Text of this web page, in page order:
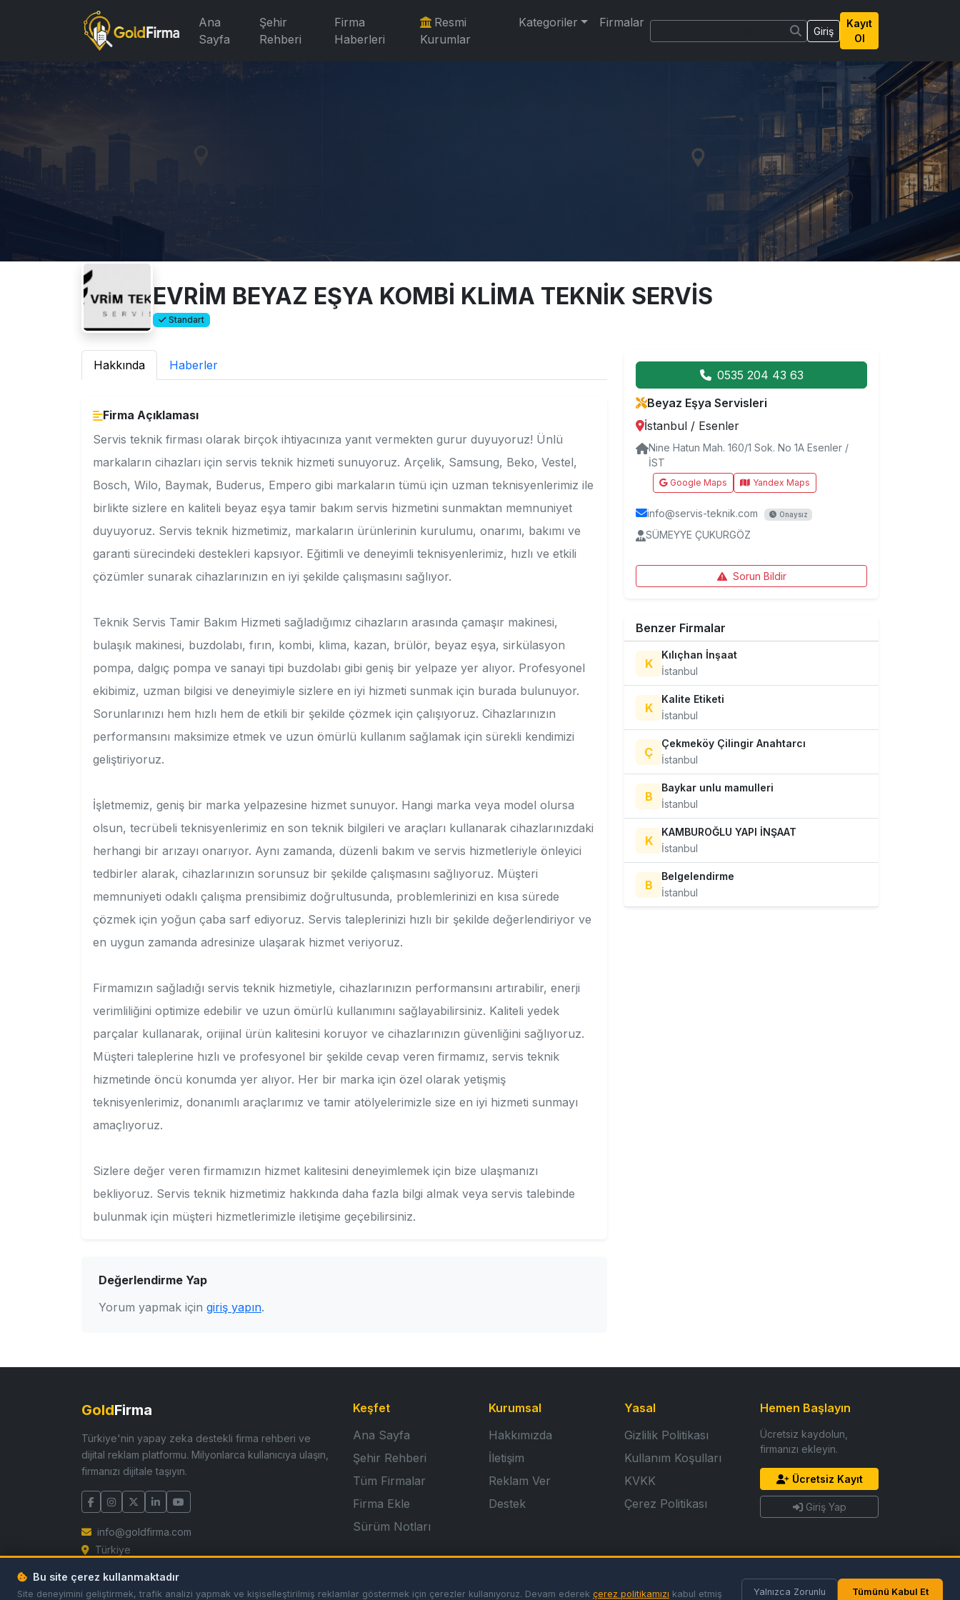
Ana
Sayfa
Şehir
Rehberi
Firma
Haberleri
Resmi
Kurumlar
Kategoriler Firmalar
Giriş
Kayıt
Ol
EVRİM BEYAZ EŞYA KOMBİ KLİMA TEKNİK SERVİS
Standart
Hakkında Haberler
Firma Açıklaması
Servis teknik firması olarak birçok ihtiyacınıza yanıt vermekten gurur duyuyoruz! Ünlü
markaların cihazları için servis teknik hizmeti sunuyoruz. Arçelik, Samsung, Beko, Vestel,
Bosch, Wilo, Baymak, Buderus, Empero gibi markaların tümü için uzman teknisyenlerimiz ile
birlikte sizlere en kaliteli beyaz eşya tamir bakım servis hizmetini sunmaktan memnuniyet
duyuyoruz. Servis teknik hizmetimiz, markaların ürünlerinin kurulumu, onarımı, bakımı ve
garanti sürecindeki destekleri kapsıyor. Eğitimli ve deneyimli teknisyenlerimiz, hızlı ve etkili
çözümler sunarak cihazlarınızın en iyi şekilde çalışmasını sağlıyor.
Teknik Servis Tamir Bakım Hizmeti sağladığımız cihazların arasında çamaşır makinesi,
bulaşık makinesi, buzdolabı, fırın, kombi, klima, kazan, brülör, beyaz eşya, sirkülasyon
pompa, dalgıç pompa ve sanayi tipi buzdolabı gibi geniş bir yelpaze yer alıyor. Profesyonel
ekibimiz, uzman bilgisi ve deneyimiyle sizlere en iyi hizmeti sunmak için burada bulunuyor.
Sorunlarınızı hem hızlı hem de etkili bir şekilde çözmek için çalışıyoruz. Cihazlarınızın
performansını maksimize etmek ve uzun ömürlü kullanım sağlamak için sürekli kendimizi
geliştiriyoruz.
İşletmemiz, geniş bir marka yelpazesine hizmet sunuyor. Hangi marka veya model olursa
olsun, tecrübeli teknisyenlerimiz en son teknik bilgileri ve araçları kullanarak cihazlarınızdaki
herhangi bir arızayı onarıyor. Aynı zamanda, düzenli bakım ve servis hizmetleriyle önleyici
tedbirler alarak, cihazlarınızın sorunsuz bir şekilde çalışmasını sağlıyoruz. Müşteri
memnuniyeti odaklı çalışma prensibimiz doğrultusunda, problemlerinizi en kısa sürede
çözmek için yoğun çaba sarf ediyoruz. Servis taleplerinizi hızlı bir şekilde değerlendiriyor ve
en uygun zamanda adresinize ulaşarak hizmet veriyoruz.
Firmamızın sağladığı servis teknik hizmetiyle, cihazlarınızın performansını artırabilir, enerji
verimliliğini optimize edebilir ve uzun ömürlü kullanımını sağlayabilirsiniz. Kaliteli yedek
parçalar kullanarak, orijinal ürün kalitesini koruyor ve cihazlarınızın güvenliğini sağlıyoruz.
Müşteri taleplerine hızlı ve profesyonel bir şekilde cevap veren firmamız, servis teknik
hizmetinde öncü konumda yer alıyor. Her bir marka için özel olarak yetişmiş
teknisyenlerimiz, donanımlı araçlarımız ve tamir atölyelerimizle size en iyi hizmeti sunmayı
amaçlıyoruz.
Sizlere değer veren firmamızın hizmet kalitesini deneyimlemek için bize ulaşmanızı
bekliyoruz. Servis teknik hizmetimiz hakkında daha fazla bilgi almak veya servis talebinde
bulunmak için müşteri hizmetlerimizle iletişime geçebilirsiniz.
Değerlendirme Yap
Yorum yapmak için giriş yapın.
0535 204 43 63
Beyaz Eşya Servisleri
İstanbul / Esenler
Nine Hatun Mah. 160/1 Sok. No 1A Esenler /
İST
Google Maps Yandex Maps
info@servis-teknik.com Onaysız
SÜMEYYE ÇUKURGÖZ
Sorun Bildir
Benzer Firmalar
K
Kılıçhan İnşaat
İstanbul
K
Kalite Etiketi
İstanbul
Ç
Çekmeköy Çilingir Anahtarcı
İstanbul
B
Baykar unlu mamulleri
İstanbul
K
KAMBUROĞLU YAPI İNŞAAT
İstanbul
B
Belgelendirme
İstanbul
GoldFirma
Türkiye'nin yapay zeka destekli firma rehberi ve
dijital reklam platformu. Milyonlarca kullanıcıya ulaşın,
firmanızı dijitale taşıyın.
info@goldfirma.com
Türkiye
Keşfet
Ana Sayfa
Şehir Rehberi
Tüm Firmalar
Firma Ekle
Sürüm Notları
Kurumsal
Hakkımızda
İletişim
Reklam Ver
Destek
Yasal
Gizlilik Politikası
Kullanım Koşulları
KVKK
Çerez Politikası
Hemen Başlayın
Ücretsiz kaydolun,
firmanızı ekleyin.
Ücretsiz Kayıt
Giriş Yap
Bu site çerez kullanmaktadır
Site deneyimini geliştirmek, trafik analizi yapmak ve kişiselleştirilmiş reklamlar göstermek için çerezler kullanıyoruz. Devam ederek çerez politikamızı kabul etmiş Yalnızca Zorunlu Tümünü Kabul Et